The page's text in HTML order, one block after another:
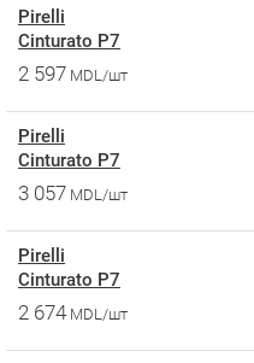
Pirelli
Cinturato P7
2 597 MDL/шт
Pirelli
Cinturato P7
3 057 MDL/шт
Pirelli
Cinturato P7
2 674 MDL/шт